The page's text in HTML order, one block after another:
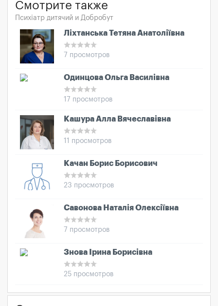
Смотрите также
Психіатр дитячий и Добробут
Ліхтанська Тетяна Анатоліївна
7 просмотров
Одинцова Ольга Василівна
17 просмотров
Кашура Алла Вячеславівна
11 просмотров
Качан Борис Борисович
23 просмотров
Савонова Наталія Олексіївна
7 просмотров
Знова Ірина Борисівна
25 просмотров